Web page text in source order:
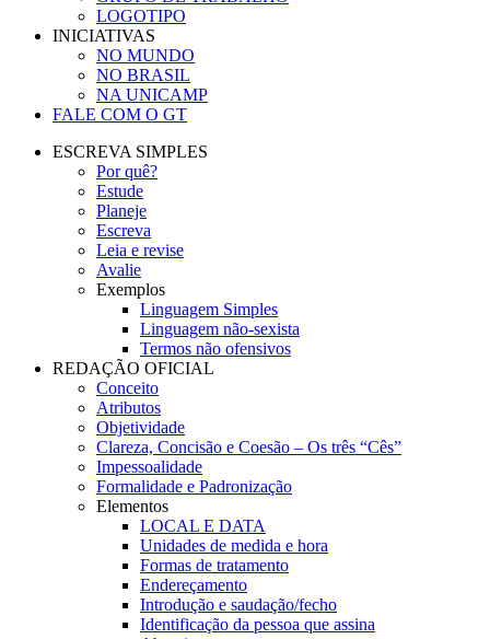
LOGOTIPO
INICIATIVAS
NO MUNDO
NO BRASIL
NA UNICAMP
FALE COM O GT
ESCREVA SIMPLES
Por quê?
Estude
Planeje
Escreva
Leia e revise
Avalie
Exemplos
Linguagem Simples
Linguagem não-sexista
Termos não ofensivos
REDAÇÃO OFICIAL
Conceito
Atributos
Objetividade
Clareza, Concisão e Coesão – Os três “Cês”
Impessoalidade
Formalidade e Padronização
Elementos
LOCAL E DATA
Unidades de medida e hora
Formas de tratamento
Endereçamento
Introdução e saudação/fecho
Identificação da pessoa que assina